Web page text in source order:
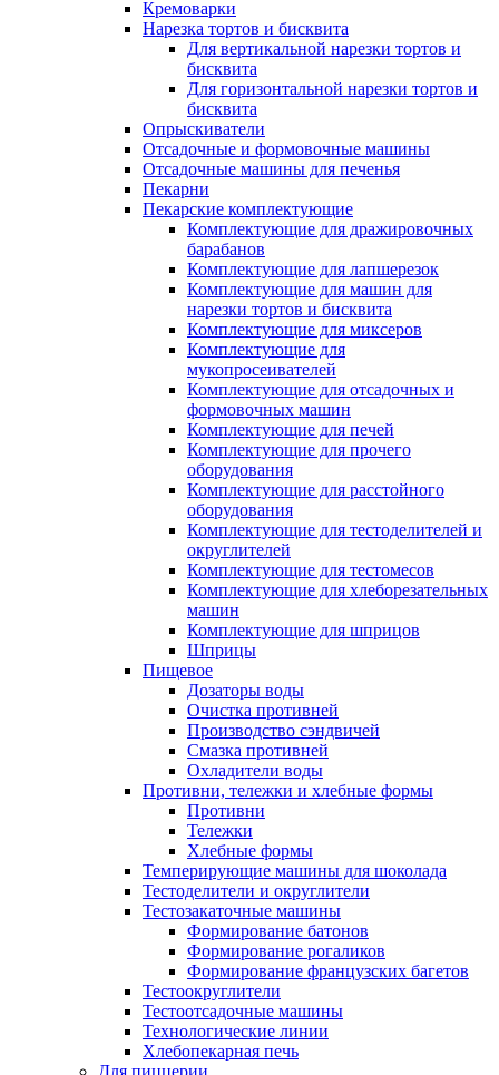
Кремоварки
Нарезка тортов и бисквита
Для вертикальной нарезки тортов и
бисквита
Для горизонтальной нарезки тортов и
бисквита
Опрыскиватели
Отсадочные и формовочные машины
Отсадочные машины для печенья
Пекарни
Пекарские комплектующие
Комплектующие для дражировочных
барабанов
Комплектующие для лапшерезок
Комплектующие для машин для
нарезки тортов и бисквита
Комплектующие для миксеров
Комплектующие для
мукопросеивателей
Комплектующие для отсадочных и
формовочных машин
Комплектующие для печей
Комплектующие для прочего
оборудования
Комплектующие для расстойного
оборудования
Комплектующие для тестоделителей и
округлителей
Комплектующие для тестомесов
Комплектующие для хлеборезательных
машин
Комплектующие для шприцов
Шприцы
Пищевое
Дозаторы воды
Очистка противней
Производство сэндвичей
Смазка противней
Охладители воды
Противни, тележки и хлебные формы
Противни
Тележки
Хлебные формы
Темперирующие машины для шоколада
Тестоделители и округлители
Тестозакаточные машины
Формирование батонов
Формирование рогаликов
Формирование французских багетов
Тестоокруглители
Тестоотсадочные машины
Технологические линии
Хлебопекарная печь
Для пиццерии